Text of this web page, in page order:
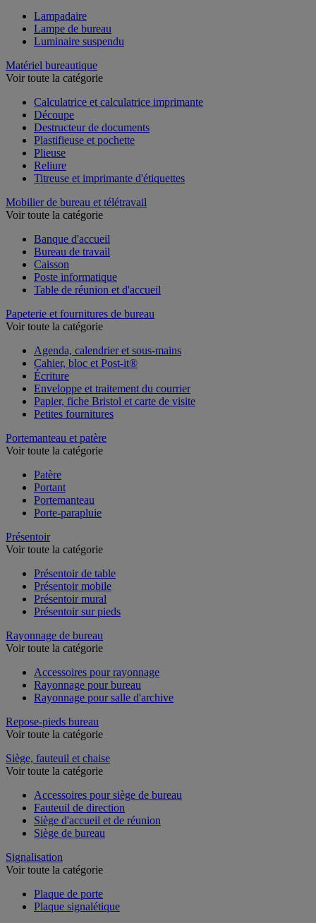
Lampadaire
Lampe de bureau
Luminaire suspendu
Matériel bureautique
Voir toute la catégorie
Calculatrice et calculatrice imprimante
Découpe
Destructeur de documents
Plastifieuse et pochette
Plieuse
Reliure
Titreuse et imprimante d'étiquettes
Mobilier de bureau et télétravail
Voir toute la catégorie
Banque d'accueil
Bureau de travail
Caisson
Poste informatique
Table de réunion et d'accueil
Papeterie et fournitures de bureau
Voir toute la catégorie
Agenda, calendrier et sous-mains
Cahier, bloc et Post-it®
Écriture
Enveloppe et traitement du courrier
Papier, fiche Bristol et carte de visite
Petites fournitures
Portemanteau et patère
Voir toute la catégorie
Patère
Portant
Portemanteau
Porte-parapluie
Présentoir
Voir toute la catégorie
Présentoir de table
Présentoir mobile
Présentoir mural
Présentoir sur pieds
Rayonnage de bureau
Voir toute la catégorie
Accessoires pour rayonnage
Rayonnage pour bureau
Rayonnage pour salle d'archive
Repose-pieds bureau
Voir toute la catégorie
Siège, fauteuil et chaise
Voir toute la catégorie
Accessoires pour siège de bureau
Fauteuil de direction
Siège d'accueil et de réunion
Siège de bureau
Signalisation
Voir toute la catégorie
Plaque de porte
Plaque signalétique